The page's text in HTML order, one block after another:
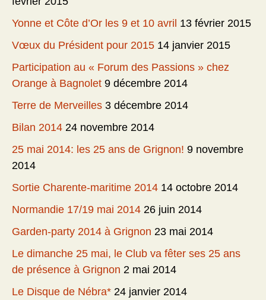
Yonne et Côte d’Or les 9 et 10 avril 13 février 2015
Vœux du Président pour 2015 14 janvier 2015
Participation au « Forum des Passions » chez
Orange à Bagnolet 9 décembre 2014
Terre de Merveilles 3 décembre 2014
Bilan 2014 24 novembre 2014
25 mai 2014: les 25 ans de Grignon! 9 novembre
2014
Sortie Charente-maritime 2014 14 octobre 2014
Normandie 17/19 mai 2014 26 juin 2014
Garden-party 2014 à Grignon 23 mai 2014
Le dimanche 25 mai, le Club va fêter ses 25 ans
de présence à Grignon 2 mai 2014
Le Disque de Nébra* 24 janvier 2014